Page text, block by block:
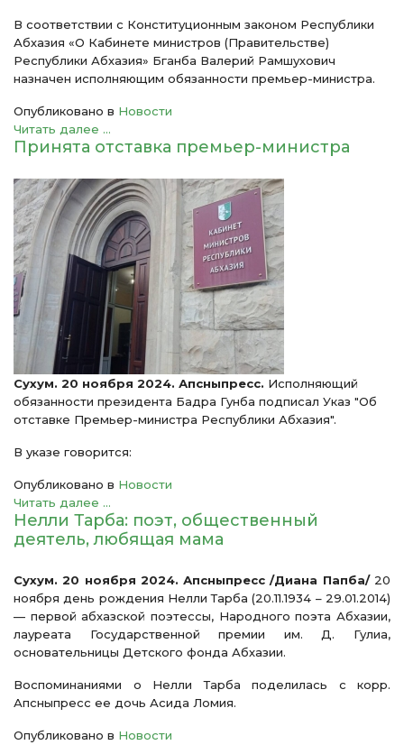
В соответствии с Конституционным законом Республики
Абхазия «О Кабинете министров (Правительстве)
Республики Абхазия» Бганба Валерий Рамшухович
назначен исполняющим обязанности премьер-министра.
Опубликовано в Новости
Читать далее ...
Принята отставка премьер-министра
Сухум. 20 ноября 2024. Апсныпресс. Исполняющий
обязанности президента Бадра Гунба подписал Указ "Об
отставке Премьер-министра Республики Абхазия".
В указе говорится:
Опубликовано в Новости
Читать далее ...
Нелли Тарба: поэт, общественный
деятель, любящая мама
Сухум. 20 ноября 2024. Апсныпресс /Диана Папба/ 20
ноября день рождения Нелли Тарба (20.11.1934 – 29.01.2014)
— первой абхазской поэтессы, Народного поэта Абхазии,
лауреата Государственной премии им. Д. Гулиа,
основательницы Детского фонда Абхазии.
Воспоминаниями о Нелли Тарба поделилась с корр.
Апсныпресс ее дочь Асида Ломия.
Опубликовано в Новости